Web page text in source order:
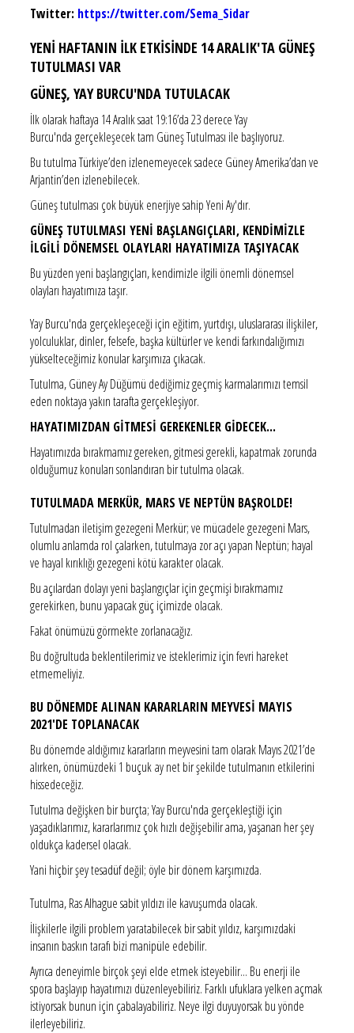
Twitter: https://twitter.com/Sema_Sidar
YENİ HAFTANIN İLK ETKİSİNDE 14 ARALIK'TA GÜNEŞ
TUTULMASI VAR
GÜNEŞ, YAY BURCU'NDA TUTULACAK
İlk olarak haftaya 14 Aralık saat 19:16’da 23 derece Yay
Burcu'nda gerçekleşecek tam Güneş Tutulması ile başlıyoruz.
Bu tutulma Türkiye’den izlenemeyecek sadece Güney Amerika’dan ve
Arjantin’den izlenebilecek.
Güneş tutulması çok büyük enerjiye sahip Yeni Ay'dır.
GÜNEŞ TUTULMASI YENİ BAŞLANGIÇLARI, KENDİMİZLE
İLGİLİ DÖNEMSEL OLAYLARI HAYATIMIZA TAŞIYACAK
Bu yüzden yeni başlangıçları, kendimizle ilgili önemli dönemsel
olayları hayatımıza taşır.
Yay Burcu'nda gerçekleşeceği için eğitim, yurtdışı, uluslararası ilişkiler,
yolculuklar, dinler, felsefe, başka kültürler ve kendi farkındalığımızı
yükselteceğimiz konular karşımıza çıkacak.
Tutulma, Güney Ay Düğümü dediğimiz geçmiş karmalarımızı temsil
eden noktaya yakın tarafta gerçekleşiyor.
HAYATIMIZDAN GİTMESİ GEREKENLER GİDECEK...
Hayatımızda bırakmamız gereken, gitmesi gerekli, kapatmak zorunda
olduğumuz konuları sonlandıran bir tutulma olacak.
TUTULMADA MERKÜR, MARS VE NEPTÜN BAŞROLDE!
Tutulmadan iletişim gezegeni Merkür; ve mücadele gezegeni Mars,
olumlu anlamda rol çalarken, tutulmaya zor açı yapan Neptün; hayal
ve hayal kırıklığı gezegeni kötü karakter olacak.
Bu açılardan dolayı yeni başlangıçlar için geçmişi bırakmamız
gerekirken, bunu yapacak güç içimizde olacak.
Fakat önümüzü görmekte zorlanacağız.
Bu doğrultuda beklentilerimiz ve isteklerimiz için fevri hareket
etmemeliyiz.
BU DÖNEMDE ALINAN KARARLARIN MEYVESİ MAYIS
2021'DE TOPLANACAK
Bu dönemde aldığımız kararların meyvesini tam olarak Mayıs 2021’de
alırken, önümüzdeki 1 buçuk ay net bir şekilde tutulmanın etkilerini
hissedeceğiz.
Tutulma değişken bir burçta; Yay Burcu'nda gerçekleştiği için
yaşadıklarımız, kararlarımız çok hızlı değişebilir ama, yaşanan her şey
oldukça kadersel olacak.
Yani hiçbir şey tesadüf değil; öyle bir dönem karşımızda.
Tutulma, Ras Alhague sabit yıldızı ile kavuşumda olacak.
İlişkilerle ilgili problem yaratabilecek bir sabit yıldız, karşımızdaki
insanın baskın tarafı bizi manipüle edebilir.
Ayrıca deneyimle birçok şeyi elde etmek isteyebilir... Bu enerji ile
spora başlayıp hayatımızı düzenleyebiliriz. Farklı ufuklara yelken açmak
istiyorsak bunun için çabalayabiliriz. Neye ilgi duyuyorsak bu yönde
ilerleyebiliriz.